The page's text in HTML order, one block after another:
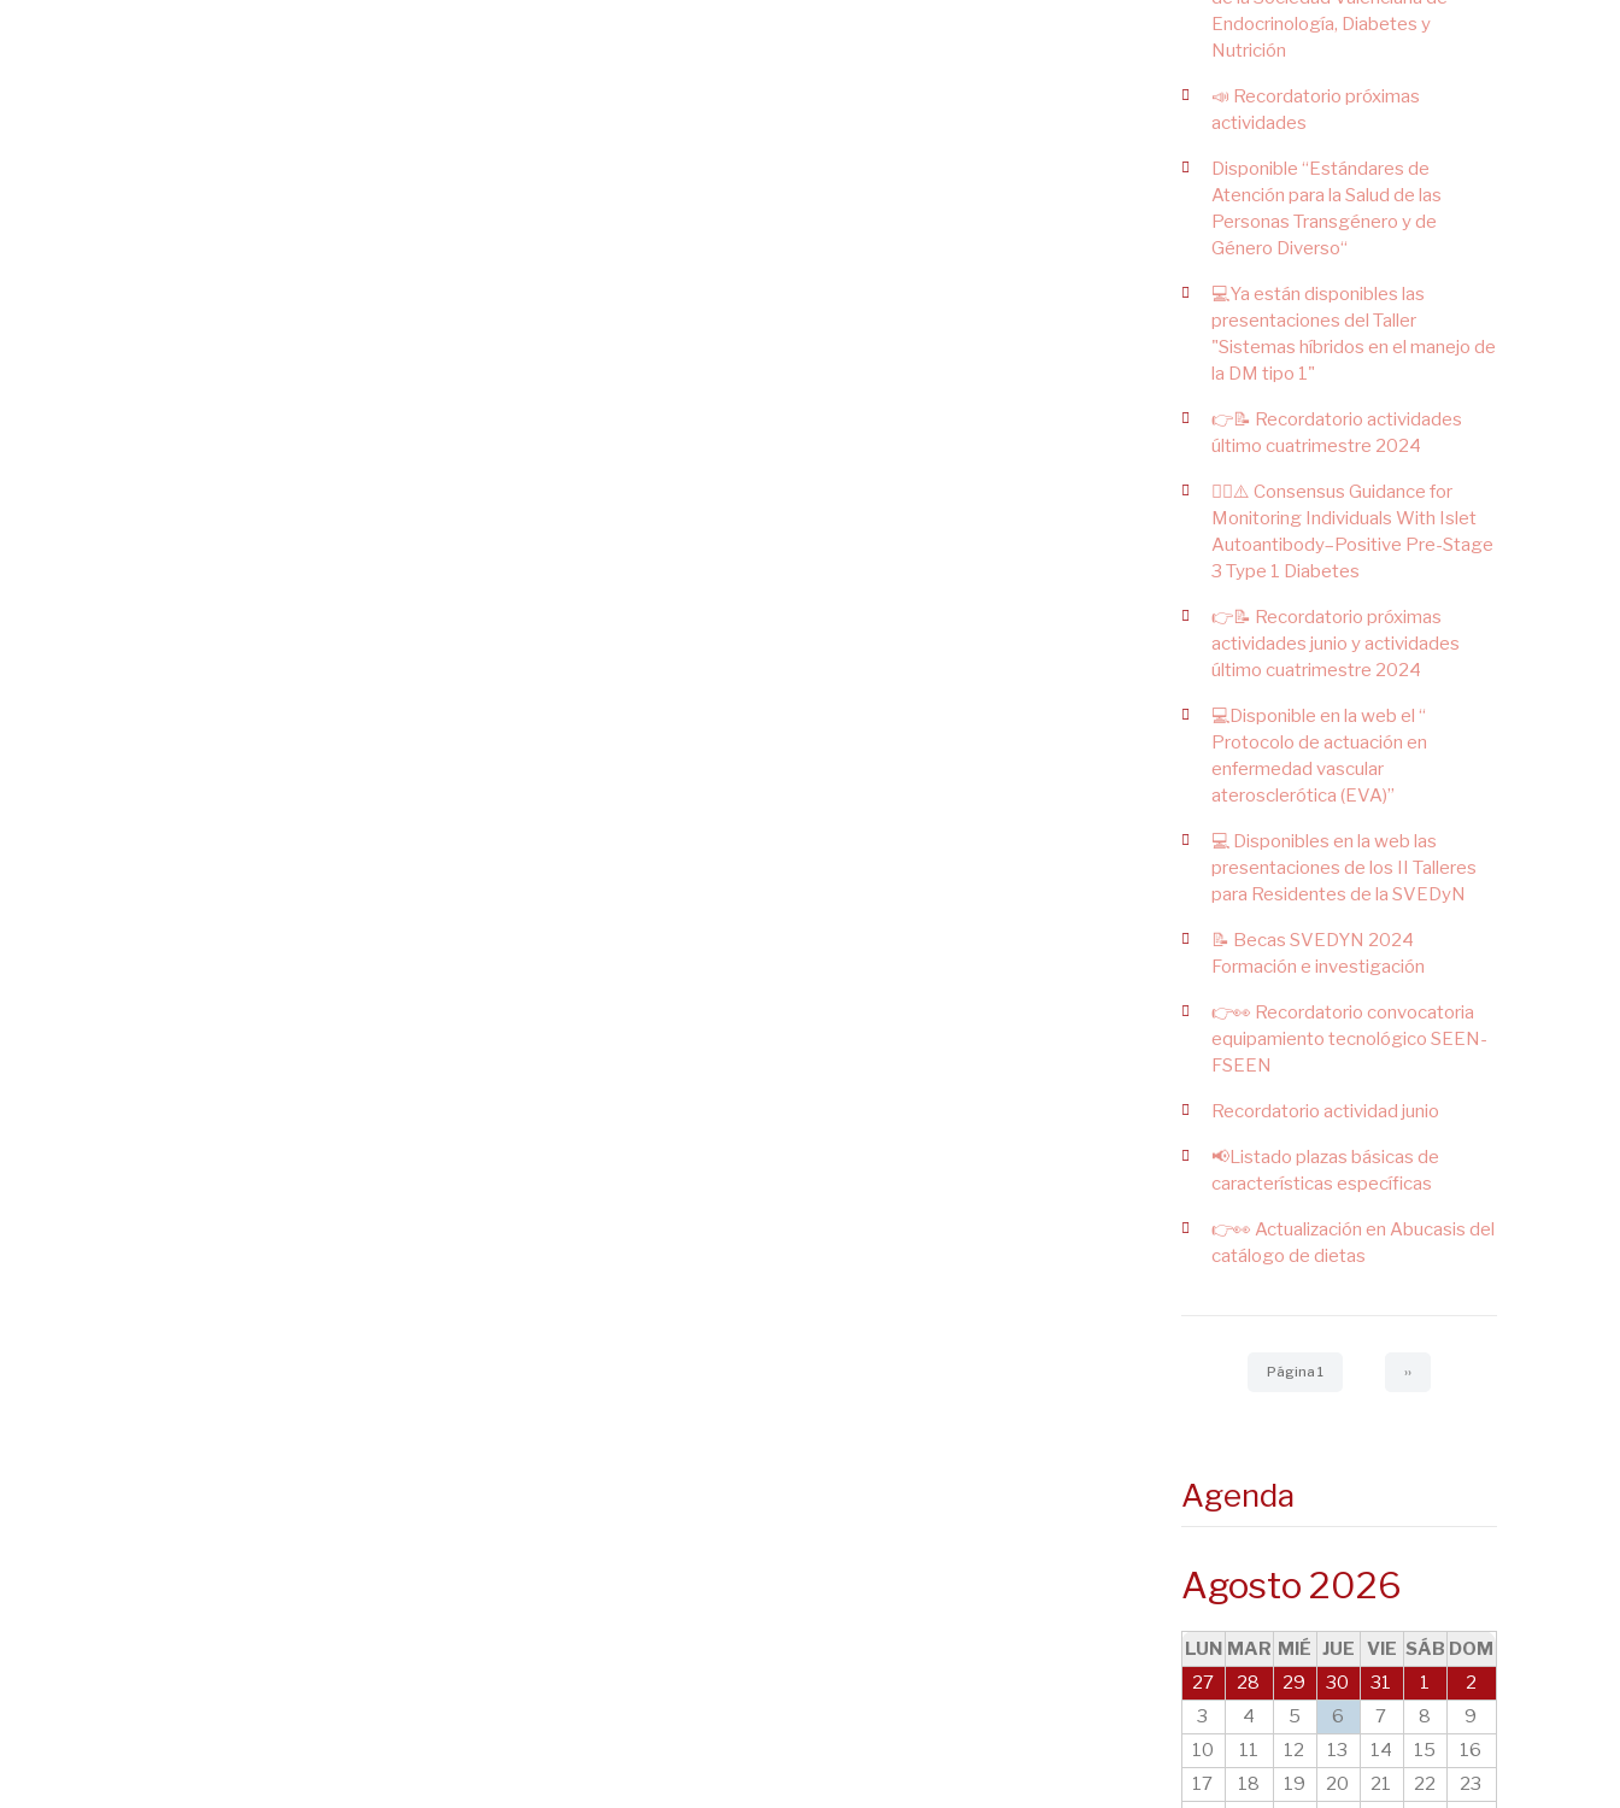
Endocrinología, Diabetes y
Nutrición
📣 Recordatorio próximas
actividades
Disponible “Estándares de
Atención para la Salud de las
Personas Transgénero y de
Género Diverso“
💻Ya están disponibles las
presentaciones del Taller
"Sistemas híbridos en el manejo de
la DM tipo 1"
👉📝 Recordatorio actividades
último cuatrimestre 2024
✍🏻⚠️ Consensus Guidance for
Monitoring Individuals With Islet
Autoantibody–Positive Pre-Stage
3 Type 1 Diabetes
👉📝 Recordatorio próximas
actividades junio y actividades
último cuatrimestre 2024
💻Disponible en la web el “
Protocolo de actuación en
enfermedad vascular
aterosclerótica (EVA)”
💻 Disponibles en la web las
presentaciones de los II Talleres
para Residentes de la SVEDyN
📝 Becas SVEDYN 2024
Formación e investigación
👉👀 Recordatorio convocatoria
equipamiento tecnológico SEEN-
FSEEN
Recordatorio actividad junio
📢Listado plazas básicas de
características específicas
👉👀 Actualización en Abucasis del
catálogo de dietas
Página 1 Siguiente
››
Agenda
Agosto 2026
LUN MAR MIÉ JUE VIE SÁB DOM
27
28 29 30 31 1
2
3
4 5 6 7 8
9
10
11 12 13 14 15
16
17
18 19 20 21 22
23